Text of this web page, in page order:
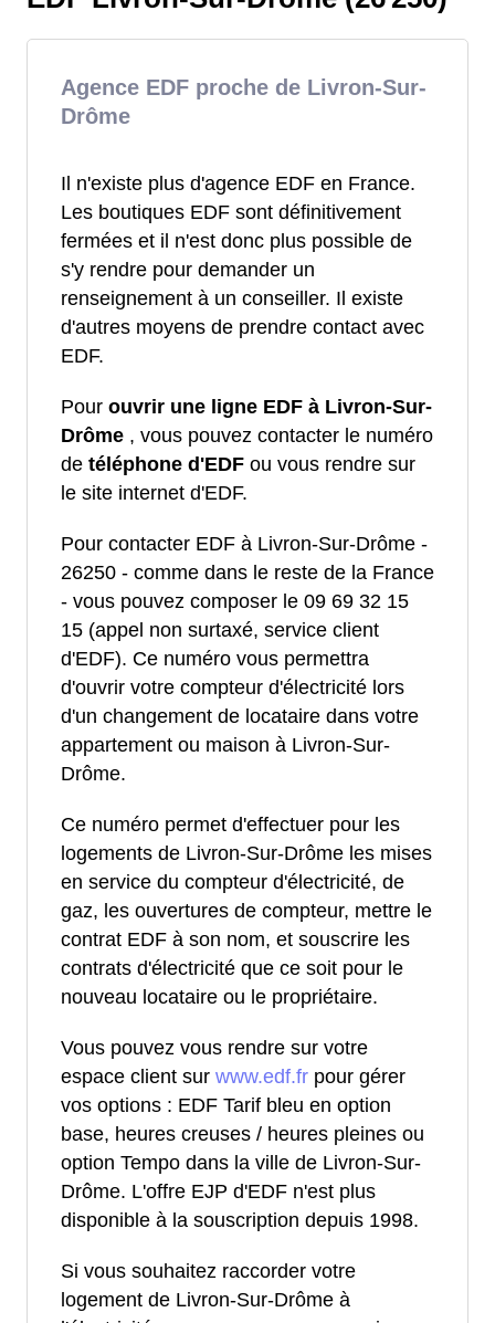
Agence EDF proche de Livron-Sur-
Drôme
Il n'existe plus d'agence EDF en France.
Les boutiques EDF sont définitivement
fermées et il n'est donc plus possible de
s'y rendre pour demander un
renseignement à un conseiller. Il existe
d'autres moyens de prendre contact avec
EDF.
Pour ouvrir une ligne EDF à Livron-Sur-
Drôme , vous pouvez contacter le numéro
de téléphone d'EDF ou vous rendre sur
le site internet d'EDF.
Pour contacter EDF à Livron-Sur-Drôme -
26250 - comme dans le reste de la France
- vous pouvez composer le 09 69 32 15
15 (appel non surtaxé, service client
d'EDF). Ce numéro vous permettra
d'ouvrir votre compteur d'électricité lors
d'un changement de locataire dans votre
appartement ou maison à Livron-Sur-
Drôme.
Ce numéro permet d'effectuer pour les
logements de Livron-Sur-Drôme les mises
en service du compteur d'électricité, de
gaz, les ouvertures de compteur, mettre le
contrat EDF à son nom, et souscrire les
contrats d'électricité que ce soit pour le
nouveau locataire ou le propriétaire.
Vous pouvez vous rendre sur votre
espace client sur www.edf.fr pour gérer
vos options : EDF Tarif bleu en option
base, heures creuses / heures pleines ou
option Tempo dans la ville de Livron-Sur-
Drôme. L'offre EJP d'EDF n'est plus
disponible à la souscription depuis 1998.
Si vous souhaitez raccorder votre
logement de Livron-Sur-Drôme à